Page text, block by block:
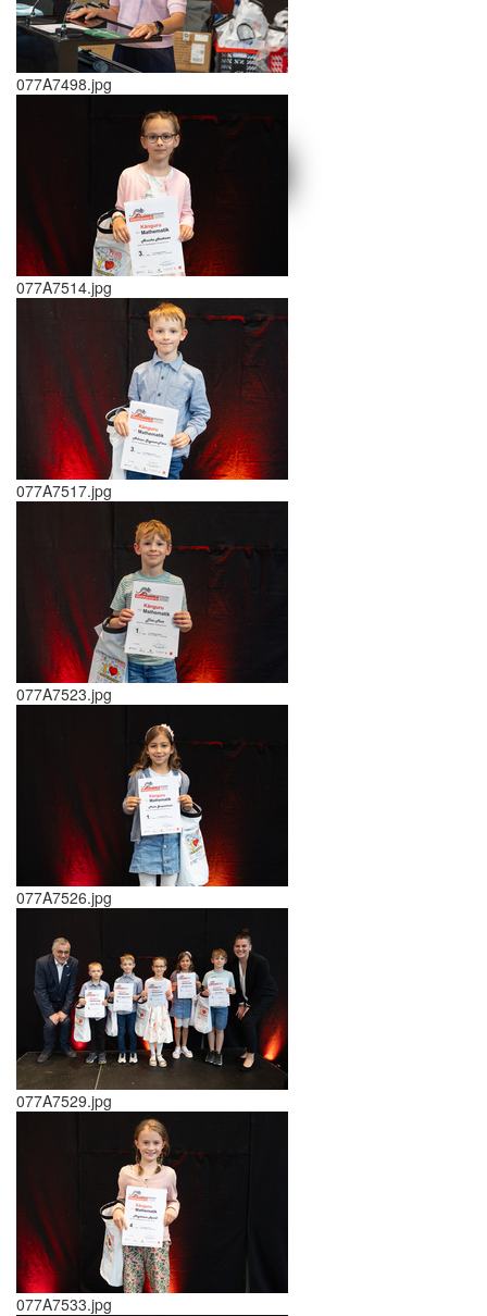
077A7498.jpg
077A7514.jpg
077A7517.jpg
077A7523.jpg
077A7526.jpg
077A7529.jpg
077A7533.jpg